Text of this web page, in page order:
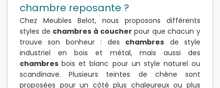
chambre reposante ?
Chez Meubles Belot, nous proposons différents
styles de chambres à coucher pour que chacun y
trouve son bonheur : des chambres de style
industriel en bois et métal, mais aussi des
chambresbois et blanc pour un style naturel ou
scandinave. Plusieurs teintes de chêne sont
proposées pour un côté plus chaleureux ou plus